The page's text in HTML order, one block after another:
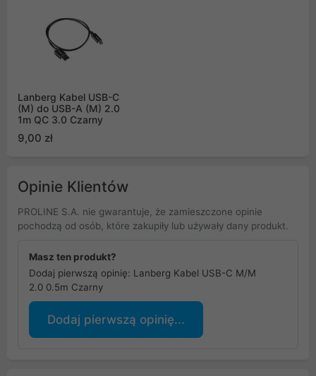
Lanberg Kabel USB-C
(M) do USB-A (M) 2.0
1m QC 3.0 Czarny
9,00 zł
Opinie Klientów
PROLINE S.A. nie gwarantuje, że zamieszczone opinie
pochodzą od osób, które zakupiły lub używały dany produkt.
Masz ten produkt?
Dodaj pierwszą opinię: Lanberg Kabel USB-C M/M
2.0 0.5m Czarny
Dodaj pierwszą opinię...